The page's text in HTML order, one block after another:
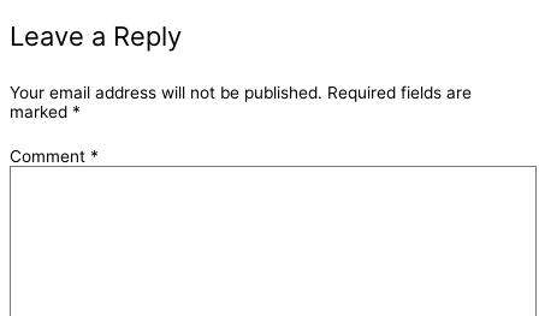
Leave a Reply
Your email address will not be published. Required fields are
marked *
Comment *